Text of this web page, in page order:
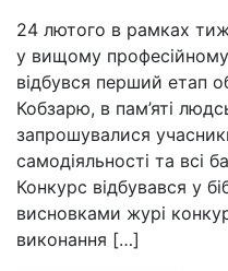
24 лютого в рамках
у вищому
відбувся перший етап
Кобзарю, в пам’яті
запрошувалися
самодіяльності та всі
Конкурс відбувався у
висновками журі
виконання […]